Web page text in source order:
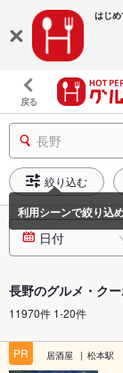
はじ
戻る
長野
絞り込む
日付
長野のグルメ・ク
11970件 1-20件
PR 居酒屋 松本駅